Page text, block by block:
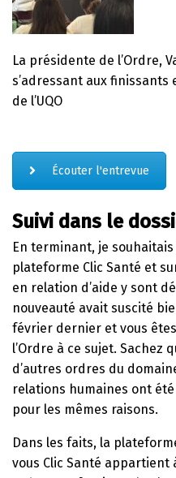
La présidente de l’Ordre,
s’adressant aux
de l’UQO
Écouter l'entrevue
Suivi dans le
En terminant, je
plateforme Clic Santé et
en relation d’aide y sont
nouveauté avait suscité
février dernier et vous
l’Ordre à ce sujet. Sachez
d’autres ordres du
relations humaines ont
pour les mêmes raisons.
Dans les faits, la
vous Clic Santé